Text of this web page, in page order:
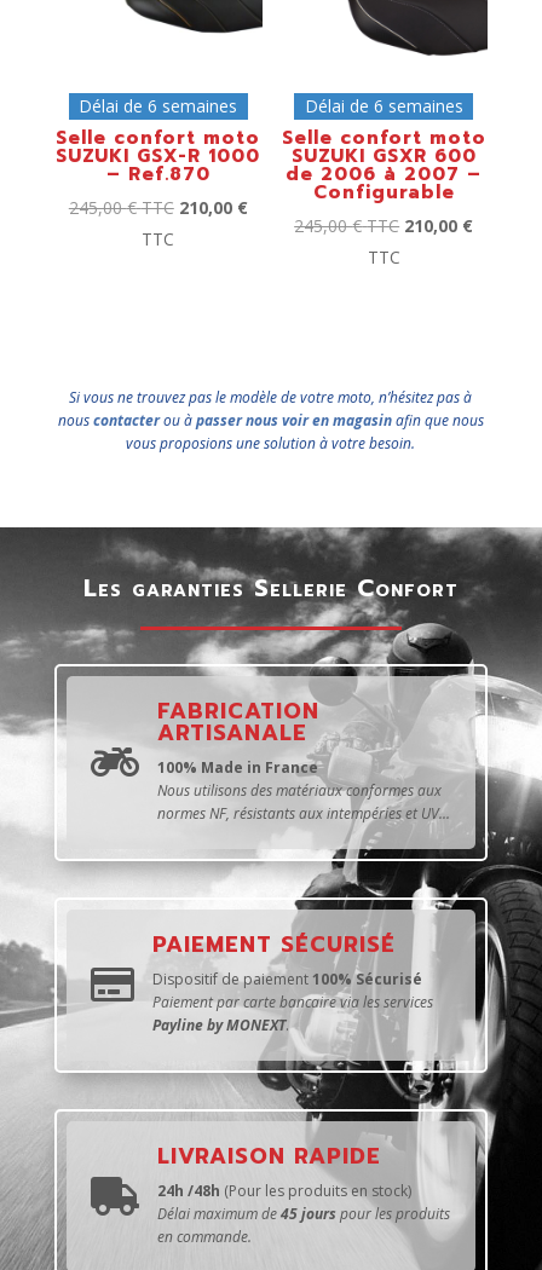
Délai de 6 semaines
Selle confort moto
SUZUKI GSX-R 1000
– Ref.870
245,00€ TTC 210,00 €
TTC
Délai de 6 semaines
Selle confort moto
SUZUKI GSXR 600
de 2006 à 2007 –
Configurable
245,00€ TTC 210,00 €
TTC
Si vous ne trouvez pas le modèle de votre moto, n’hésitez pas à
nouscontacterou àpasser nous voir en magasinafin que nous
vous proposions une solution à votre besoin.
Les garanties Sellerie Confort

FABRICATION
ARTISANALE
100% Made in France
Nous utilisons des matériaux conformes aux
normes NF, résistants aux intempéries et UV...

PAIEMENT SÉCURISÉ
Dispositif de paiement100% Sécurisé
Paiement par carte bancaire via les services
Payline by MONEXT.

LIVRAISON RAPIDE
24h /48h (Pour les produits en stock)
Délai maximum de45 jourspour les produits
en commande.